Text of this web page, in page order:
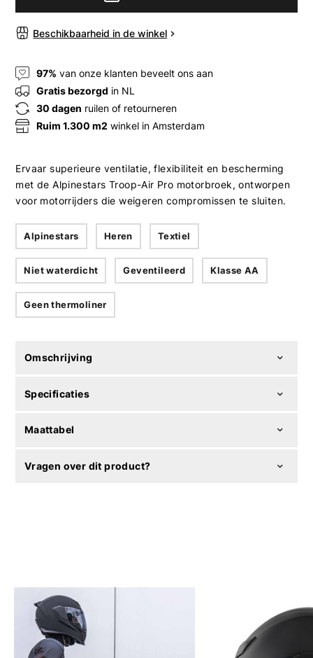
Beschikbaarheid in de winkel
97% van onze klanten beveelt ons aan
Gratis bezorgd in NL
30 dagen ruilen of retourneren
Ruim 1.300 m2 winkel in Amsterdam
Ervaar superieure ventilatie, flexibiliteit en bescherming
met de Alpinestars Troop-Air Pro motorbroek, ontworpen
voor motorrijders die weigeren compromissen te sluiten.
Alpinestars Heren Textiel
Niet waterdicht Geventileerd Klasse AA
Geen thermoliner
Omschrijving
Specificaties
Maattabel
Vragen over dit product?